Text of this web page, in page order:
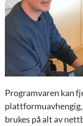
Programvaren kan
plattformuavhengig,
brukes på alt av